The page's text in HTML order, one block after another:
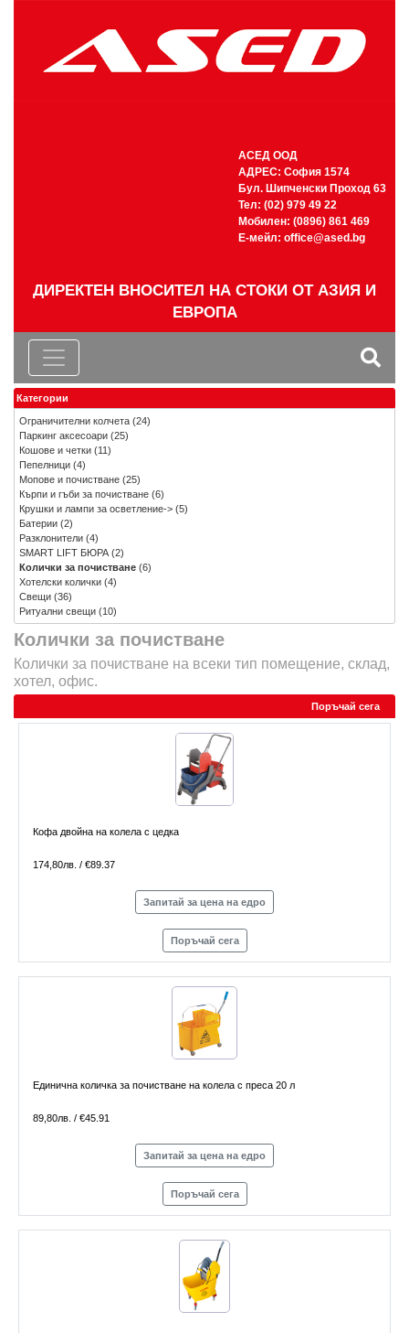
АСЕД ООД
АДРЕС: София 1574
Бул. Шипченски Проход 63
Тел: (02) 979 49 22
Мобилен: (0896) 861 469
Е-мейл: office@ased.bg
ДИРЕКТЕН ВНОСИТЕЛ НА СТОКИ ОТ АЗИЯ И
ЕВРОПА
Колички за почистване
Колички за почистване на всеки тип помещение, склад,
хотел, офис.
Поръчай сега
Кофа двойна на колела с цедка
174,80лв. / €89.37
Запитай за цена на едро
Поръчай сега
Единична количка за почистване на колела с преса 20 л
89,80лв. / €45.91
Запитай за цена на едро
Поръчай сега
Категории
Ограничителни колчета (24)
Паркинг аксесоари (25)
Кошове и четки (11)
Пепелници (4)
Мопове и почистване (25)
Кърпи и гъби за почистване (6)
Крушки и лампи за осветление-> (5)
Батерии (2)
Разклонители (4)
SMART LIFT БЮРА(2)
Колички за почистване (6)
Хотелски колички (4)
Свещи (36)
Ритуални свещи (10)